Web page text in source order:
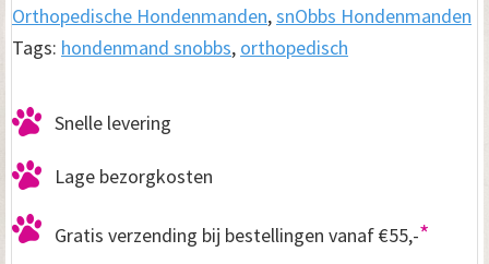
Orthopedische Hondenmanden,snObbs Hondenmanden
Tags: hondenmand snobbs, orthopedisch
Snelle levering
Lage bezorgkosten
Gratis verzending bij bestellingen vanaf €55,-*